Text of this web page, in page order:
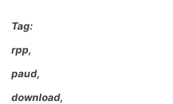
Tag:
rpp,
paud,
download,